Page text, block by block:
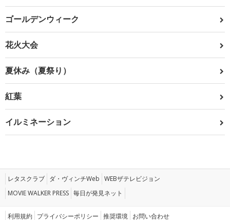
ゴールデンウィーク
花火大会
夏休み（夏祭り）
紅葉
イルミネーション
レタスクラブ ダ・ヴィンチWeb WEBザテレビジョン
MOVIE WALKER PRESS 毎日が発見ネット
利用規約 プライバシーポリシー 推奨環境 お問い合わせ